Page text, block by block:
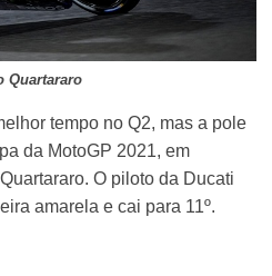
Quartararo
tempo no Q2, mas a pole
da MotoGP 2021, em
O piloto da Ducati
amarela e cai para 11º.